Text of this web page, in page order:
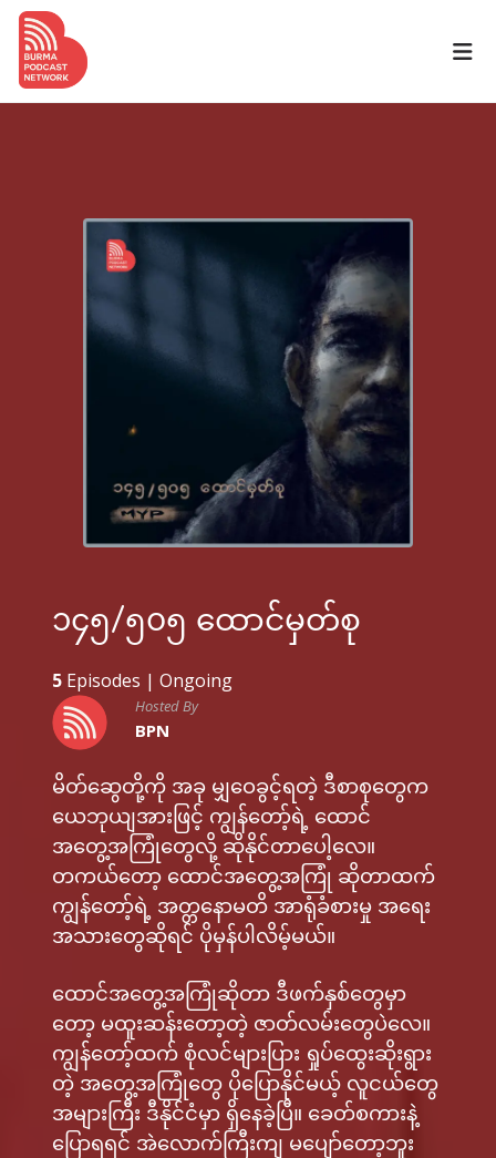
၁၄၅/၅၀၅ ထောင်မှတ်စု
5 Episodes |Ongoing
Hosted By
BPN
မိတ်ဆွေတို့ကို အခု မျှဝေခွင့်ရတဲ့ ဒီစာစုတွေက
ယေဘုယျအားဖြင့် ကျွန်တော့်ရဲ့ ထောင်
အတွေ့အကြုံတွေလို့ ဆိုနိုင်တာပေါ့လေ။
တကယ်တော့ ထောင်အတွေ့အကြုံ ဆိုတာထက်
ကျွန်တော့်ရဲ့ အတ္တနောမတိ အာရုံခံစားမှု အရေး
အသားတွေဆိုရင် ပိုမှန်ပါလိမ့်မယ်။
ထောင်အတွေ့အကြုံဆိုတာ ဒီဖက်နှစ်တွေမှာ
တော့ မထူးဆန်းတော့တဲ့ ဇာတ်လမ်းတွေပဲလေ။
ကျွန်တော့်ထက် စုံလင်များပြား ရှုပ်ထွေးဆိုးရွား
တဲ့ အတွေ့အကြုံတွေ ပိုပြောနိုင်မယ့် လူငယ်တွေ
အများကြီး ဒီနိုင်ငံမှာ ရှိနေခဲ့ပြီ။ ခေတ်စကားနဲ့
ပြောရရင် အဲလောက်ကြီးကျ မပျော်တော့ဘူး